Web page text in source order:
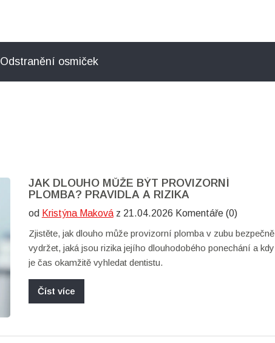
Odstranění osmiček
JAK DLOUHO MŮŽE BÝT PROVIZORNÍ
PLOMBA? PRAVIDLA A RIZIKA
od Kristýna Makováz 21.04.2026 Komentáře (0)
Zjistěte, jak dlouho může provizorní plomba v zubu bezpečně
vydržet, jaká jsou rizika jejího dlouhodobého ponechání a kdy
je čas okamžitě vyhledat dentistu.
Číst více